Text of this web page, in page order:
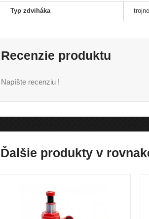
Typ zdviháka
Recenzie produktu
Napíšte recenziu !
Ďalšie produkty v